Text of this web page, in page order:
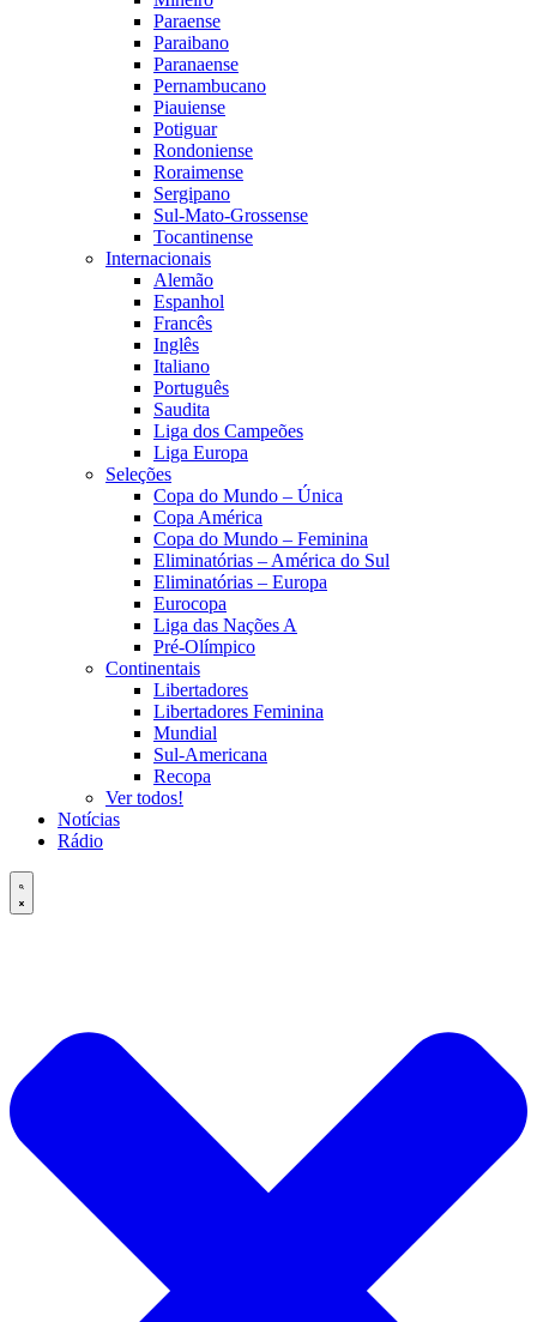
Paraense
Paraibano
Paranaense
Pernambucano
Piauiense
Potiguar
Rondoniense
Roraimense
Sergipano
Sul-Mato-Grossense
Tocantinense
Internacionais
Alemão
Espanhol
Francês
Inglês
Italiano
Português
Saudita
Liga dos Campeões
Liga Europa
Seleções
Copa do Mundo – Única
Copa América
Copa do Mundo – Feminina
Eliminatórias – América do Sul
Eliminatórias – Europa
Eurocopa
Liga das Nações A
Pré-Olímpico
Continentais
Libertadores
Libertadores Feminina
Mundial
Sul-Americana
Recopa
Ver todos!
Notícias
Rádio